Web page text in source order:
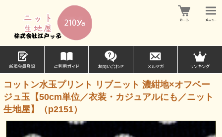
コットン水玉プリント リブニット 濃紺地×オフベー
ジュ玉【50cm単位／衣装・カジュアルにも／ニット
生地屋】（p2151）